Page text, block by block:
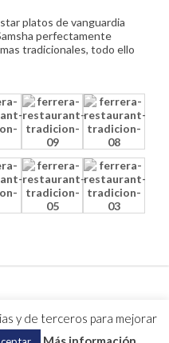
platos de vanguardia
perfectamente
tradicionales, todo ello
por CocoGlobalMedia
y de terceros para mejorar